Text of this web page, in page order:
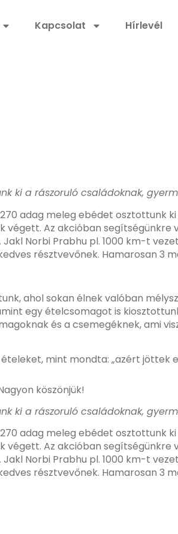
Kapcsolat Hírlevél
ki a rászoruló családoknak,
adag meleg ebédet osztottunk
Az akcióban segítségünkre
Norbi Prabhu pl. 1000 km-t
résztvevőnek. Hamarosan 3
ahol sokan élnek valóban
egy ételcsomagot is
és a csemegéknek, ami
mint mondta: „azért jöttek
köszönjük!
ki a rászoruló családoknak,
adag meleg ebédet osztottunk
Az akcióban segítségünkre
Norbi Prabhu pl. 1000 km-t
résztvevőnek. Hamarosan 3